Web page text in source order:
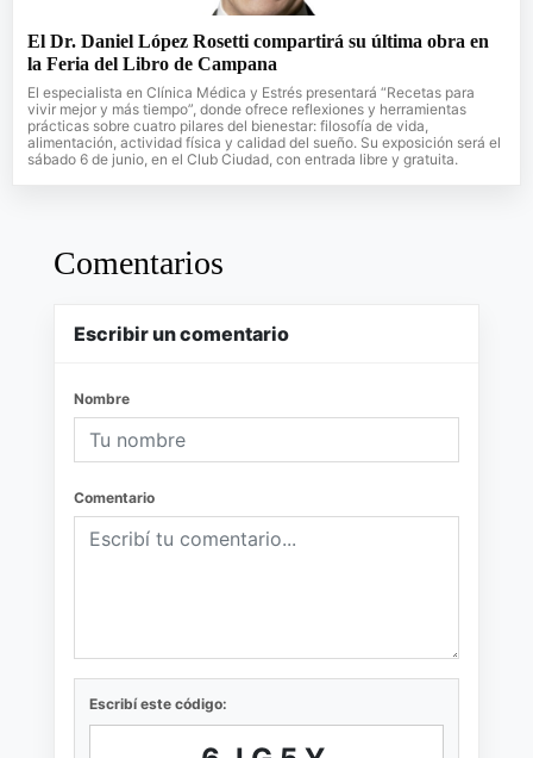
El Dr. Daniel López Rosetti compartirá su última obra en
la Feria del Libro de Campana
El especialista en Clínica Médica y Estrés presentará “Recetas para
vivir mejor y más tiempo”, donde ofrece reflexiones y herramientas
prácticas sobre cuatro pilares del bienestar: filosofía de vida,
alimentación, actividad física y calidad del sueño. Su exposición será el
sábado 6 de junio, en el Club Ciudad, con entrada libre y gratuita.
Comentarios
Escribir un comentario
Nombre
Comentario
Escribí este código: